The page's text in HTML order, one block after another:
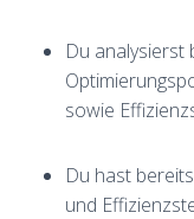
Du analysierst
sowie
Du hast
und